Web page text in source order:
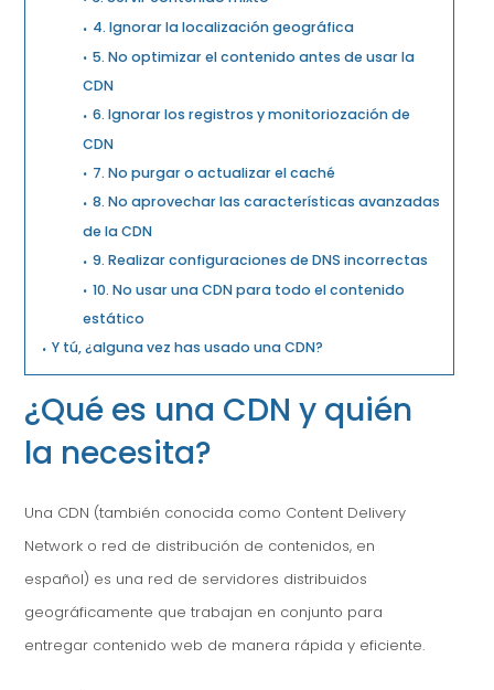
4. Ignorar la localización geográfica
5. No optimizar el contenido antes de usar la
CDN
6. Ignorar los registros y monitoriozación de
CDN
7. No purgar o actualizar el caché
8. No aprovechar las características avanzadas
de la CDN
9. Realizar configuraciones de DNS incorrectas
10. No usar una CDN para todo el contenido
estático
Y tú, ¿alguna vez has usado una CDN?
¿Qué es una CDN y quién
la necesita?
Una CDN (también conocida como Content Delivery
Network o red de distribución de contenidos, en
español) es una red de servidores distribuidos
geográficamente que trabajan en conjunto para
entregar contenido web de manera rápida y eficiente.